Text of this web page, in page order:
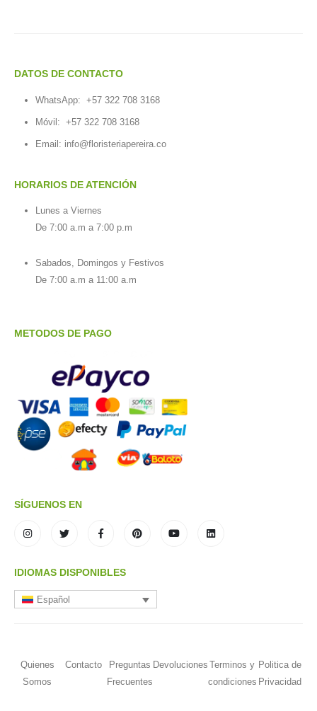
DATOS DE CONTACTO
WhatsApp: +57 322 708 3168
Móvil: +57 322 708 3168
Email: info@floristeriapereira.co
HORARIOS DE ATENCIÓN
Lunes a Viernes
De 7:00 a.m a 7:00 p.m
Sabados, Domingos y Festivos
De 7:00 a.m a 11:00 a.m
METODOS DE PAGO
SÍGUENOS EN
IDIOMAS DISPONIBLES
Español
Quienes
Somos
Contacto
Preguntas
Frecuentes
Devoluciones Terminos y
condiciones
Politica de
Privacidad